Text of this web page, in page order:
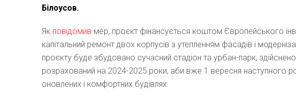
Білоусов.
Як повідомив мер, проєкт фінансується коштом Європейського
капітальний ремонт двох корпусів з утепленням фасадів і
проєкту буде збудовано сучасний стадіон та урбан-парк,
розрахований на 2024-2025 роки, аби вже 1 вересня наступного
оновлених і комфортних будівлях.